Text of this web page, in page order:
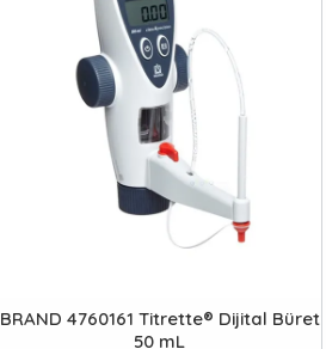
BRAND 4760161 Titrette® Dijital Büret
50 mL